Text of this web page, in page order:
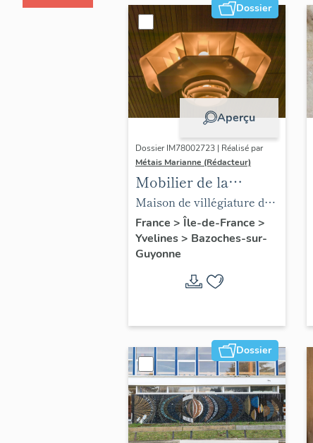
Dossier
Aperçu
Dossier IM78002723 | Réalisé par
Métais Marianne (Rédacteur)
Mobilier de la
maison Louis Carré
Maison de villégiature dite
maison Louis Carré
France > Île-de-France >
Yvelines> Bazoches-sur-
Guyonne
Dossier